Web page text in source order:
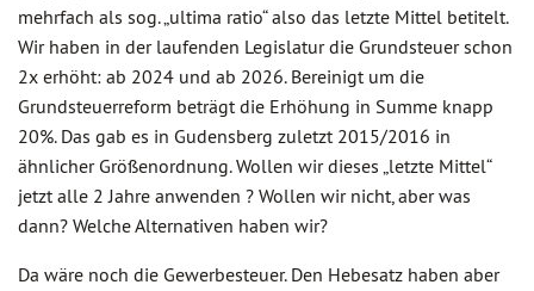
mehrfach als sog. „ultima ratio“ also das letzte Mittel betitelt.
Wir haben in der laufenden Legislatur die Grundsteuer schon
2x erhöht: ab 2024 und ab 2026. Bereinigt um die
Grundsteuerreform beträgt die Erhöhung in Summe knapp
20%. Das gab es in Gudensberg zuletzt 2015/2016 in
ähnlicher Größenordnung. Wollen wir dieses „letzte Mittel“
jetzt alle 2 Jahre anwenden ? Wollen wir nicht, aber was
dann? Welche Alternativen haben wir?
Da wäre noch die Gewerbesteuer. Den Hebesatz haben aber